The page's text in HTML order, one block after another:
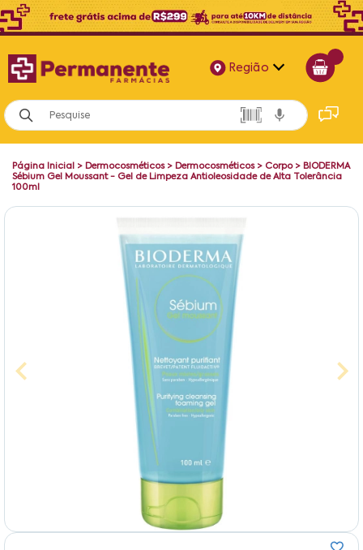
Região
Alagoas
Bahia
Paraíba
Pernambuco
Página Inicial > Dermocosméticos> Dermocosméticos> Corpo> BIODERMA
Sébium Gel Moussant - Gel de Limpeza Antioleosidade de Alta Tolerância
100ml